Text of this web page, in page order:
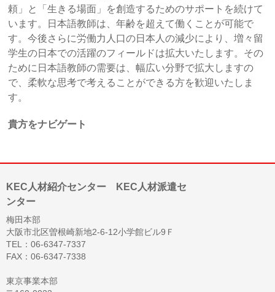
頼」と「生きる場面」を創造するためのサポートを続けて
います。日本語教師は、年齢を超えて働くことが可能で
す。今後さらに労働力人口の日本人の減少により、増々留
学生の日本での活躍のフィールドは拡大いたします。その
ために日本語教師の需要は、幅広い分野で拡大しますの
で、柔軟な思考で考えることができる方を歓迎いたしま
す。
貴方をナビゲート
KEC人材紹介センター KEC人材派遣セ
ンター
梅田本部
大阪市北区曽根崎新地2-6-12小学館ビル9Ｆ
TEL：06-6347-7337
FAX：06-6347-7338
東京事業本部